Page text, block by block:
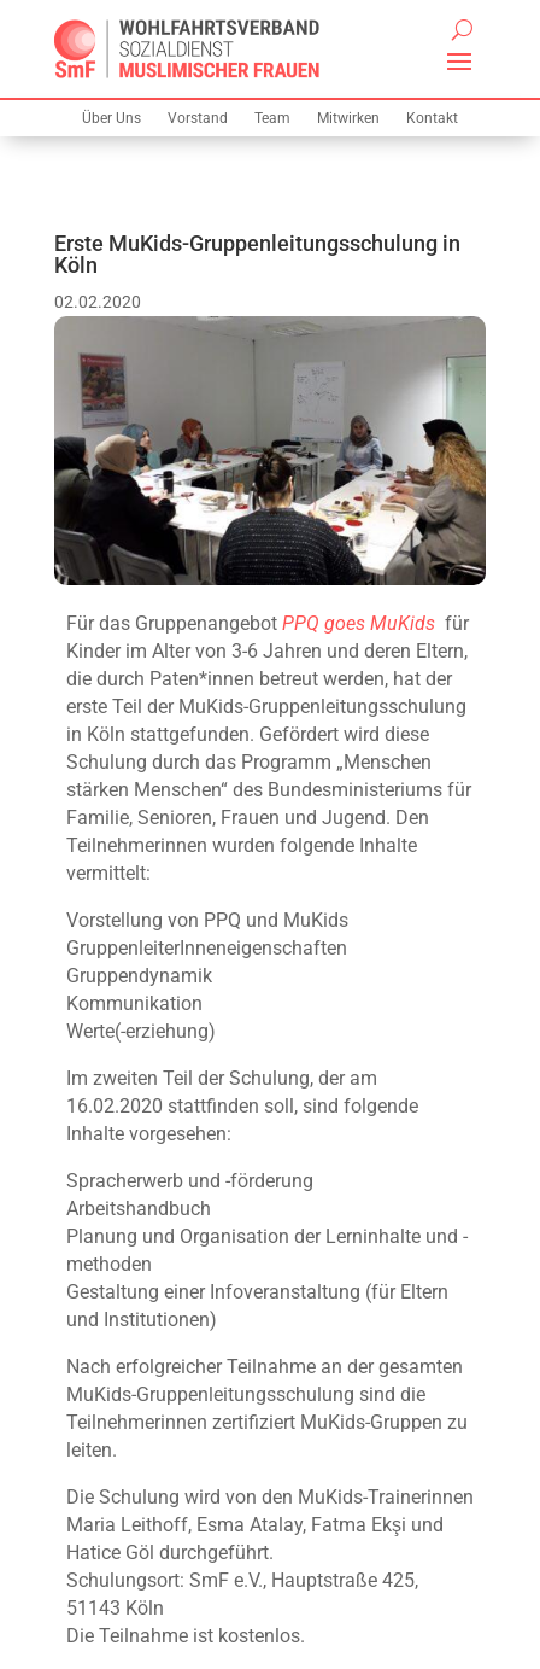
Über Uns Vorstand Team Mitwirken Kontakt
Erste MuKids-Gruppenleitungsschulung in
Köln
02.02.2020
Für das Gruppenangebot PPQ goes MuKidsfür
Kinder im Alter von 3-6 Jahren und deren Eltern,
die durch Paten*innen betreut werden, hat der
erste Teil der MuKids-Gruppenleitungsschulung
in Köln stattgefunden. Gefördert wird diese
Schulung durch das Programm „Menschen
stärken Menschen“ des Bundesministeriums für
Familie, Senioren, Frauen und Jugend. Den
Teilnehmerinnen wurden folgende Inhalte
vermittelt:
Vorstellung von PPQ und MuKids
GruppenleiterInneneigenschaften
Gruppendynamik
Kommunikation
Werte(-erziehung)
Im zweiten Teil der Schulung, der am
16.02.2020 stattfinden soll, sind folgende
Inhalte vorgesehen:
Spracherwerb und -förderung
Arbeitshandbuch
Planung und Organisation der Lerninhalte und -
methoden
Gestaltung einer Infoveranstaltung (für Eltern
und Institutionen)
Nach erfolgreicher Teilnahme an der gesamten
MuKids-Gruppenleitungsschulung sind die
Teilnehmerinnen zertifiziert MuKids-Gruppen zu
leiten.
Die Schulung wird von den MuKids-Trainerinnen
Maria Leithoff, Esma Atalay, Fatma Ekşi und
Hatice Göl durchgeführt.
Schulungsort: SmF e.V., Hauptstraße 425,
51143 Köln
Die Teilnahme ist kostenlos.